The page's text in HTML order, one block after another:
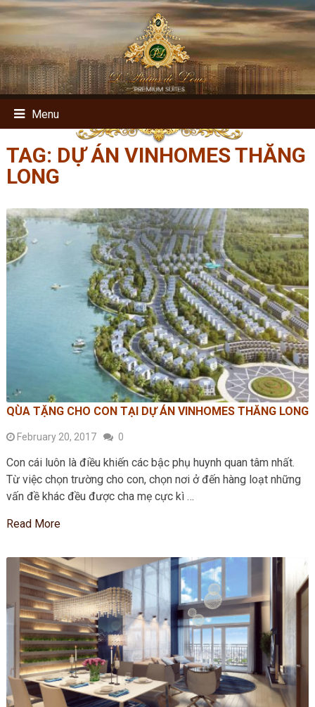
Menu
TAG: DỰ ÁN VINHOMES THĂNG
LONG
QÙA TẶNG CHO CON TẠI DỰ ÁN VINHOMES THĂNG LONG
February 20, 2017 0
Con cái luôn là điều khiến các bậc phụ huynh quan tâm nhất.
Từ việc chọn trường cho con, chọn nơi ở đến hàng loạt những
vấn đề khác đều được cha mẹ cực kì …
Read More